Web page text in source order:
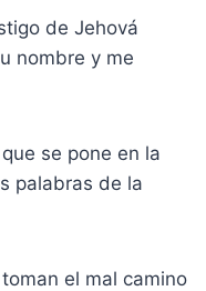
de Jehová
nombre y me
se pone en la
palabras de la
el mal camino